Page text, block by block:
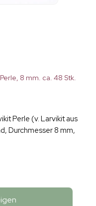
8 mm. ca. 48 Stk.
Perle (v. Larvikit aus
Durchmesser 8 mm,